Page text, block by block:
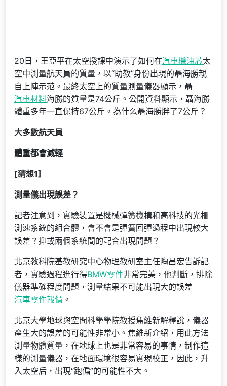
20日，王亞平在太空授課中演示了如何在汽車機油芯太
空中測量航天員的質量，以“助教”身份出現的聶海勝親
自上陣示范。最終太空上的質量測量儀器顯示，聶
汽車材料海勝的質量是74公斤。公開資料顯示，聶海勝
體重多年一直保持67公斤。為什么聶海勝胖了7公斤？
大多數航天員
體重都會減輕
[猜想1]
測量儀出現誤差？
記者注意到，實驗裝置是機械彈簧機構和高科技的光柵
測速系統的組合體，會不會是彈簧回彈過程中出現較大
誤差？抑或兩個系統間的配合出現問題？
北京教科院基教研究中心物理教研室主任陶昌宏告訴記
者，實驗過程進行得BMW零件非常完美，他判斷，排除
儀器準確程度問題，測量結果不可能出現大的誤差
汽車零件報價 。
北京大學地球與空間科學學院教授焦維新解釋說，儀器
產生大的誤差的可能性非常小。焦維新介紹，用此方法
測量物體質量，在地球上也是非常容易的事情，制作這
樣的測量儀器，在地面環境很容易實現校正，因此，升
入太空后，出現“跑偏”的可能性不大。